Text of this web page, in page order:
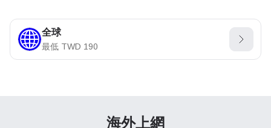
全球
最低 TWD 190
海外上網